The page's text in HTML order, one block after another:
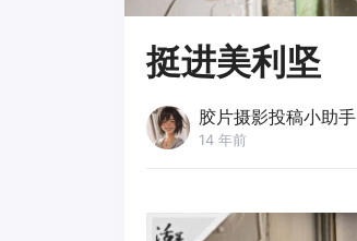
挺进美利坚
胶片摄影投稿小助手
14 年前